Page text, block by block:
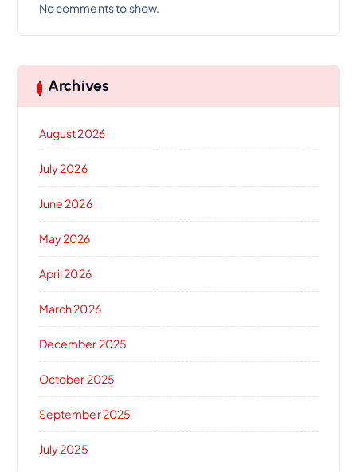
No comments to show.
Archives
August 2026
July 2026
June 2026
May 2026
April 2026
March 2026
December 2025
October 2025
September 2025
July 2025